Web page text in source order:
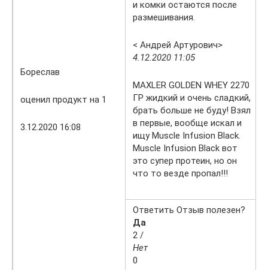
Бореслав
оценил продукт на 1
3.12.2020 16:08
и комки остаются после
размешивания.
< Андрей Артурович>
4.12.2020 11:05
MAXLER GOLDEN WHEY 2270
ГР жидкий и очень сладкий,
брать больше не буду! Взял
в первые, вообще искал и
ищу Muscle Infusion Black.
Muscle Infusion Black вот
это супер протеин, но он
что то везде пропал!!!
Ответить Отзыв полезен?
Да
2 /
Нет
0